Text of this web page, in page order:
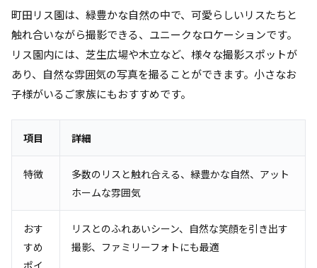
町田リス園は、緑豊かな自然の中で、可愛らしいリスたちと
触れ合いながら撮影できる、ユニークなロケーションです。
リス園内には、芝生広場や木立など、様々な撮影スポットが
あり、自然な雰囲気の写真を撮ることができます。小さなお
子様がいるご家族にもおすすめです。
項目 詳細
特徴
多数のリスと触れ合える、緑豊かな自然、アット
ホームな雰囲気
おす
すめ
リスとのふれあいシーン、自然な笑顔を引き出す
撮影、ファミリーフォトにも最適